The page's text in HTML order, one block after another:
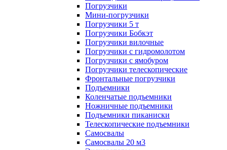
Погрузчики
Мини-погрузчики
Погрузчики 5 т
Погрузчики Бобкэт
Погрузчики вилочные
Погрузчики с гидромолотом
Погрузчики с ямобуром
Погрузчики телескопические
Фронтальные погрузчики
Подъемники
Коленчатые подъемники
Ножничные подъемники
Подъемники пиканиски
Телескопические подъемники
Самосвалы
Самосвалы 20 м3